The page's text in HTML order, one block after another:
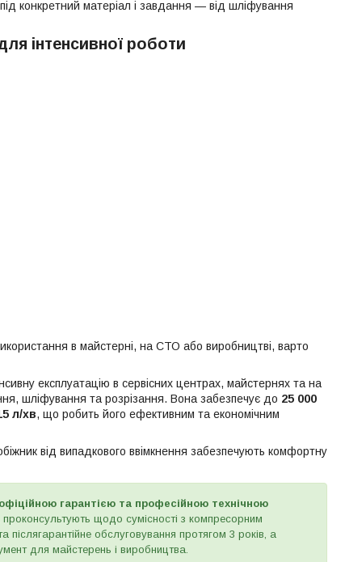
конкретний матеріал і завдання — від шліфування
інтенсивної роботи
в майстерні, на СТО або виробництві, варто
експлуатацію в сервісних центрах, майстернях та на
шліфування та розрізання. Вона забезпечує до 25 000
л/хв, що робить його ефективним та економічним
від випадкового ввімкнення забезпечують комфортну
гарантією та професійною технічною
щодо сумісності з компресорним
обслуговування протягом 3 років, а
для майстерень і виробництва.